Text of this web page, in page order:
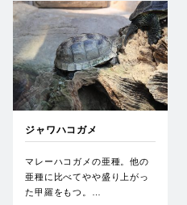
ジャワハコガメ
マレーハコガメの亜種。他の
亜種に比べてやや盛り上がっ
た甲羅をもつ。…